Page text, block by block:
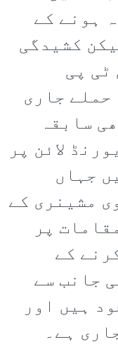
ہونے کے
کشیدگی
ٹی پی
جاری
سابقہ
لائن پر
جہاں
مشینری کے
پر
کے
جانب سے
ہیں اور
ہے۔